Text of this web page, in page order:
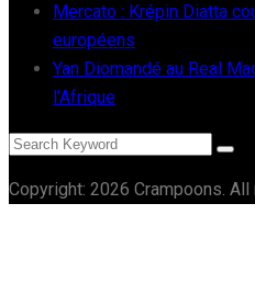
Mercato : Krépin Diatta
européens
Yan Diomandé au Real
l’Afrique
Copyright: 2026 Crampoons.